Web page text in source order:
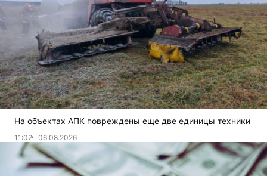
На объектах АПК повреждены еще две единицы техники
11:02 06.08.2026